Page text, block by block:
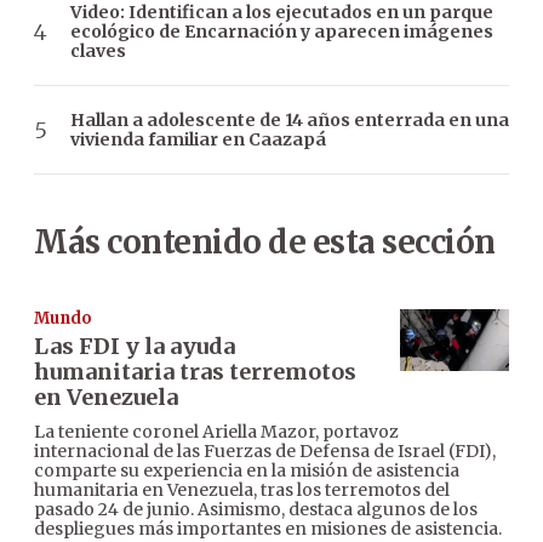
Video: Identifican a los ejecutados en un parque
ecológico de Encarnación y aparecen imágenes
claves
Hallan a adolescente de 14 años enterrada en una
vivienda familiar en Caazapá
Más contenido de esta sección
Mundo
Las FDI y la ayuda
humanitaria tras terremotos
en Venezuela
La teniente coronel Ariella Mazor, portavoz
internacional de las Fuerzas de Defensa de Israel (FDI),
comparte su experiencia en la misión de asistencia
humanitaria en Venezuela, tras los terremotos del
pasado 24 de junio. Asimismo, destaca algunos de los
despliegues más importantes en misiones de asistencia.